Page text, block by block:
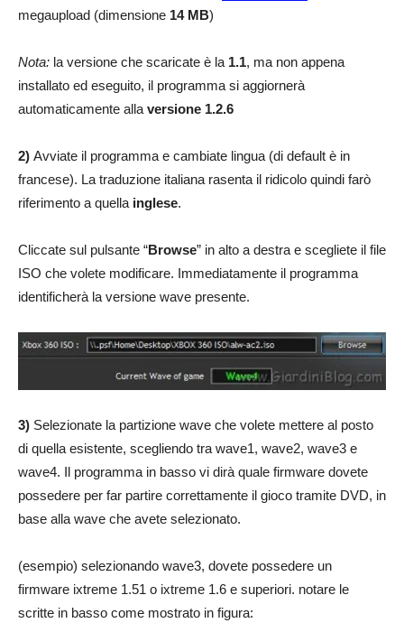
megaupload (dimensione 14 MB)
Nota: la versione che scaricate è la 1.1, ma non appena
installato ed eseguito, il programma si aggiornerà
automaticamente alla versione 1.2.6
2) Avviate il programma e cambiate lingua (di default è in
francese). La traduzione italiana rasenta il ridicolo quindi farò
riferimento a quella inglese.
Cliccate sul pulsante “Browse” in alto a destra e scegliete il file
ISO che volete modificare. Immediatamente il programma
identificherà la versione wave presente.
3) Selezionate la partizione wave che volete mettere al posto
di quella esistente, scegliendo tra wave1, wave2, wave3 e
wave4. Il programma in basso vi dirà quale firmware dovete
possedere per far partire correttamente il gioco tramite DVD, in
base alla wave che avete selezionato.
(esempio) selezionando wave3, dovete possedere un
firmware ixtreme 1.51 o ixtreme 1.6 e superiori. notare le
scritte in basso come mostrato in figura: